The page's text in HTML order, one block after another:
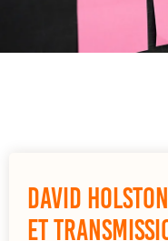
David
et